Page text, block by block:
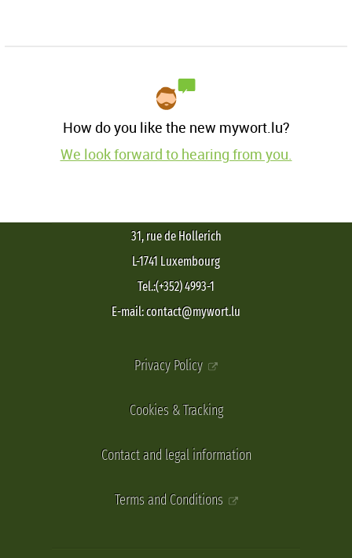
How do you like the new mywort.lu?
We look forward to hearing from you.
31, rue de Hollerich
L-1741 Luxembourg
Tel.:(+352) 4993-1
E-mail: contact@mywort.lu
Privacy Policy
Cookies & Tracking
Contact and legal information
Terms and Conditions